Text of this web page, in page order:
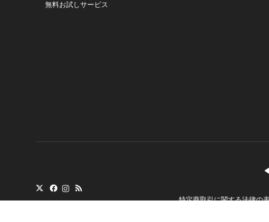
無料お試しサービス
特定商取引に関する法律の